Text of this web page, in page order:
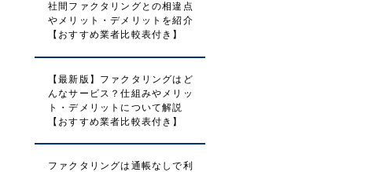
社間ファクタリングとの相違点
やメリット・デメリットを紹介
【おすすめ業者比較表付き】
【最新版】ファクタリングはど
んなサービス？仕組みやメリッ
ト・デメリットについて解説
【おすすめ業者比較表付き】
ファクタリングは通帳なしで利